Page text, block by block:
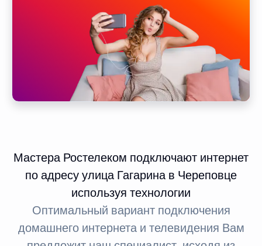
Мастера Ростелеком подключают интернет
по адресу улица Гагарина в Череповце
используя технологии
Оптимальный вариант подключения
домашнего интернета и телевидения Вам